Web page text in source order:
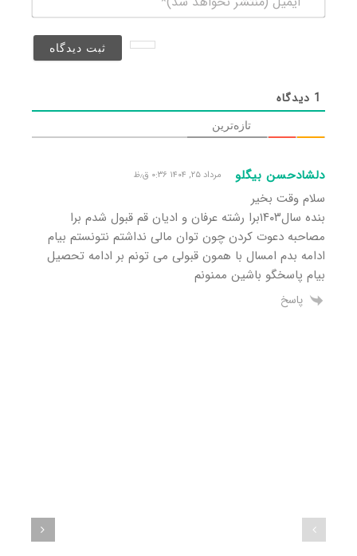
(منتشر
1 دیدگاه
تازه‌ترین
دلشادحسن بیگلو مرداد ۲۵, ۱۴۰۴ ۰:۳۶ ق٫ظ
سلام وقت بخیر
بنده سال۱۴۰۳برا رشته عرفان و ادیان قم قبول شدم برا
مصاحبه دعوت کردن چون توان مالی نداشتم نتونستم بیام
ادامه بدم امسال با همون قبولی می تونم بر ادامه تحصیل
بیام پاسخگو باشین ممنونم
پاسخ